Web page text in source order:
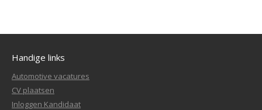
Handige links
Automotive vacatures
CV plaatsen
Inloggen Kandidaat